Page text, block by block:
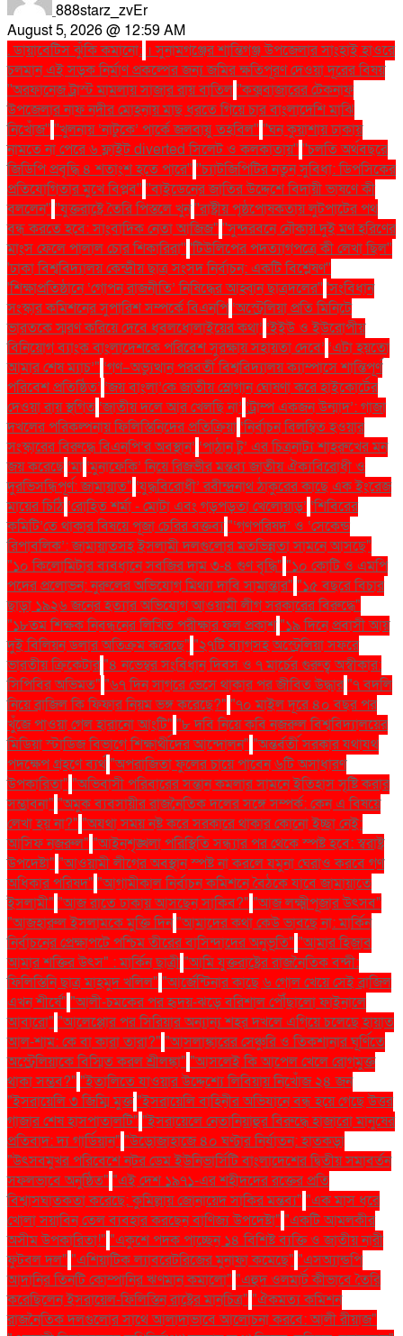
888starz_zvEr
August 5, 2026 @ 12:59 AM
. ডায়াবেটিস ঝুঁকি কমানো: । সুনামগঞ্জের শান্তিগঞ্জ উপজেলার সাংহাই হাওরে
চলমান এই সড়ক নির্মাণ প্রকল্পের জন্য জমির ক্ষতিপূরণ দেওয়া দূরের বিষয়
''অরফানেজ ট্রাস্ট মামলায় সাজার রায় বাতিল''কক্সবাজারের টেকনাফ
উপজেলার নাফ নদীর মোহনায় মাছ ধরতে গিয়ে চার বাংলাদেশি মাঝি
নিখোঁজ'' ''খুলনায় ‘নাটুকে’ পার্কে জলবায়ু তহবিল'' ''ঘন কুয়াশায় ঢাকায়
নামতে না পেরে ৬ ফ্লাইট diverted সিলেট ও কলকাতায়'' ''চলতি অর্থবছরে
জিডিপি প্রবৃদ্ধি ৪ শতাংশ হতে পারে'' ''চ্যাটজিপিটির নতুন সুবিধা: ডিপসিকের
প্রতিযোগিতার মুখে বিপ্লব'' ''বাইডেনের জাতির উদ্দেশে বিদায়ী ভাষণে কী
বললেন'' ''যুক্তরাষ্ট্রে তৈরি পিস্তলে খুন''রাষ্ট্রীয় পৃষ্ঠপোষকতায় লুটপাটের পথ
বন্ধ করতে হবে: সাংবাদিক নেতা আজিজ" ''সুন্দরবনে নৌকায় দুই মণ হরিণের
মাংস ফেলে পালাল চোর শিকারিরা'' 'টিউলিপের পদত্যাগপত্রে কী লেখা ছিল''
'ঢাকা বিশ্ববিদ্যালয় কেন্দ্রীয় ছাত্র সংসদ নির্বাচন: একটি বিশ্লেষণ''
'শিক্ষাপ্রতিষ্ঠানে ‘গোপন রাজনীতি’ নিষিদ্ধের আহ্বান ছাত্রদলের'' 'সংবিধান
সংস্কার কমিশনের সুপারিশ সম্পর্কে বিএনপি ‘অস্ট্রেলিয়া প্রতি মিনিটে
ভারতকে স্মরণ করিয়ে দেবে ধবলধোলাইয়ের কথা’ ‘ইইউ ও ইউরোপীয়
বিনিয়োগ ব্যাংক বাংলাদেশকে পরিবেশ সুরক্ষায় সহায়তা দেবে’ ‘এটা হয়তো
আমার শেষ ম্যাচ’" ‘গণ–অভ্যুত্থান পরবর্তী বিশ্ববিদ্যালয় ক্যাম্পাসে শান্তিপূর্ণ
পরিবেশ প্রতিষ্ঠিত’ ‘জয় বাংলা’কে জাতীয় স্লোগান ঘোষণা করে হাইকোর্টের
দেওয়া রায় স্থগিত ‘জাতীয় দলে আর খেলছি না’ ‘ট্রাম্প একজন উন্মাদ’: গাজা
দখলের পরিকল্পনায় ফিলিস্তিনিদের প্রতিক্রিয়া ‘নির্বাচন বিলম্বিত হওয়ার
সংস্কারের বিরুদ্ধে বিএনপি’র অবস্থান’ ‘পাঠান টু’ এর চিত্রনাট্য শাহরুখের মন
জয় করেছে ‘মা ‘মুনাফেকি’ নিয়ে রিজভীর মন্তব্য জাতীয় ঐক্যবিরোধী ও
দুরভিসন্ধিপূর্ণ: জামায়াত" ‘যুদ্ধবিরোধী’ রবীন্দ্রনাথ ঠাকুরের কাছে এক ইংরেজ
মায়ের চিঠি ‘রোহিত শর্মা - মোটা এবং গড়পড়তা খেলোয়াড়’ ‘শিবিরের
কমিটি’তে থাকার বিষয়ে পূজা চেরির বক্তব্য"‘গণপরিষদ’ ও ‘সেকেন্ড
রিপাবলিক’: জামায়াতসহ ইসলামী দলগুলোর মতভিন্নতা সামনে আসছে"
"১০ কিলোমিটার ব্যবধানে সবজির দাম ৩-৪ গুণ বৃদ্ধি" "১০ কোটি ও এমপি
পদের প্রলোভন: নুরুলের অভিযোগ মিথ্যা দাবি সামান্তার" "১৫ বছরে বিচার
ছাড়া ১৯২৬ জনের হত্যার অভিযোগ আওয়ামী লীগ সরকারের বিরুদ্ধে"
"১৮তম শিক্ষক নিবন্ধনের লিখিত পরীক্ষার ফল প্রকাশ"১৯ দিনে প্রবাসী আয়
দুই বিলিয়ন ডলার অতিক্রম করেছে" "২৭টি ব্যাগসহ অস্ট্রেলিয়া সফরে
ভারতীয় ক্রিকেটার"৪ নভেম্বর সংবিধান দিবস ও ৭ মার্চের গুরুত্ব অস্বীকার:
সিপিবির অভিমত" "৬৭ দিন সাগরে ভেসে থাকার পর জীবিত উদ্ধার"৭ বদলি
নিয়ে ব্রাজিল কি ফিফার নিয়ম ভঙ্গ করেছে?" "৭০ মাইল দূরে ৪০ বছর পর
খুঁজে পাওয়া গেল হারানো আংটি" "৮ দবি নিয়ে কবি নজরুল বিশ্ববিদ্যালয়ের
মিডিয়া স্টাডিজ বিভাগে শিক্ষার্থীদের আন্দোলন" "অন্তর্বর্তী সরকার যথাযথ
পদক্ষেপ গ্রহণে ব্যর্থ"অপরাজিতা ফুলের চায়ে পাবেন ৬টি অসাধারণ
উপকারিতা" "অভিবাসী পরিবারের সন্তান কমলার সামনে ইতিহাস সৃষ্টি করার
সম্ভাবনা" "অমুক ব্যবসায়ীর রাজনৈতিক দলের সঙ্গে সম্পর্ক: কেন এ বিষয়ে
লেখা হয় না?" "অযথা সময় নষ্ট করে সরকারে থাকার কোনো ইচ্ছা নেই:
আসিফ নজরুল" "আইনশৃঙ্খলা পরিস্থিতি সন্ধ্যার পর থেকে স্পষ্ট হবে: স্বরাষ্ট্র
উপদেষ্টা" "আওয়ামী লীগের অবস্থান স্পষ্ট না করলে যমুনা ঘেরাও করবে গণ
অধিকার পরিষদ" "আগামীকাল নির্বাচন কমিশনে বৈঠকে যাবে জামায়াতে
ইসলামী" "আজ রাতে ঢাকায় আসছেন সাকিব?" "আজ লক্ষ্মীপূজার উৎসব"
"আজহারুল ইসলামকে মুক্তি দিন"আমাদের কথা কেউ ভাবছে না: মার্কিন
নির্বাচনের প্রেক্ষাপটে পশ্চিম তীরের বাসিন্দাদের অনুভূতি" "আমার হিজাব
আমার শক্তির উৎস" : মার্কিন ছাত্রী"আমি যুক্তরাষ্ট্রের রাজনৈতিক বন্দী:
ফিলিস্তিনি ছাত্র মাহমুদ খলিল" "আর্জেন্টিনার কাছে ৬ গোল খেয়ে সেই ব্রাজিল
এখন শীর্ষে" "আলী-চমকের পর হৃদয়-ঝড়ে বরিশাল পৌঁছালো ফাইনালে
আবারো" "আলেপ্পোর পর সিরিয়ার অন্যান্য শহর দখলে এগিয়ে চলেছে হায়াত
আল-শাম: কে বা কারা তারা?" "আসলাঙ্কারের সেঞ্চুরি ও তিকশানার ঘূর্ণিতে
অস্ট্রেলিয়াকে বিস্মিত করল শ্রীলঙ্কা" "আসলেই কি আপেল খেলে রোগমুক্ত
থাকা সম্ভব?" "ইতালিতে যাওয়ার উদ্দেশ্যে লিবিয়ায় নিখোঁজ ২৪ জন
"ইসরায়েলি ৩ জিম্মি মুক্ত"ইসরায়েলি বাহিনীর অভিযানে বন্ধ হয়ে গেছে উত্তর
গাজার শেষ হাসপাতালটি" "ইসরায়েলে নেতানিয়াহুর বিরুদ্ধে হাজারো মানুষের
প্রতিবাদ: দ্য গার্ডিয়ান" "উড়োজাহাজে ৪০ ঘণ্টার নির্যাতন: হাতকড়া
"উৎসবমুখর পরিবেশে নটর ডেম ইউনিভার্সিটি বাংলাদেশের দ্বিতীয় সমাবর্তন
সফলভাবে অনুষ্ঠিত" "এই দেশ ১৯৭১-এর শহীদদের রক্তের প্রতি
বিশ্বাসঘাতকতা করেছে: কুমিল্লায় জোনায়েদ সাকির মন্তব্য" "এক মাস ধরে
খোলা সয়াবিন তেল ব্যবহার করছেন বাণিজ্য উপদেষ্টা" "একটি আমলকীর
অসীম উপকারিতা!" "একুশে পদক পাচ্ছেন ১৪ বিশিষ্ট ব্যক্তি ও জাতীয় নারী
ফুটবল দল" "এশিয়াটিক ল্যাবরেটরিজের মুনাফা কমেছে" "এসঅ্যান্ডপি
আদানির তিনটি কোম্পানির ঋণমান কমালো" "এহুদ ওলমার্ট কীভাবে তৈরি
করেছিলেন ইসরায়েল-ফিলিস্তিন রাষ্ট্রের মানচিত্র" "ঐকমত্য কমিশন
রাজনৈতিক দলগুলোর সাথে আলাদাভাবে আলোচনা করবে: আলী রীয়াজ"